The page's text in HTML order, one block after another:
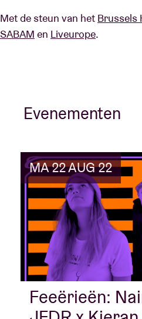
Met de steun van het Brussels
SABAM en Liveurope.
Evenementen
MA 22 AUG 22
Feeërieën: